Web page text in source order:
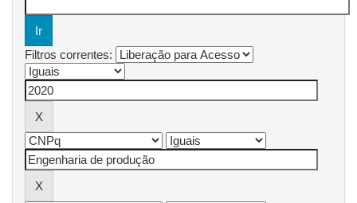
Filtros correntes: